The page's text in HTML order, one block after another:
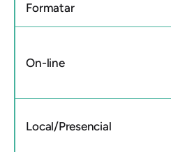
Formatar
On-line
Local/Presencial